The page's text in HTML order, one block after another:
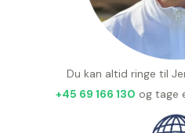
Du kan altid ringe til
+45 69 166 130 og tage